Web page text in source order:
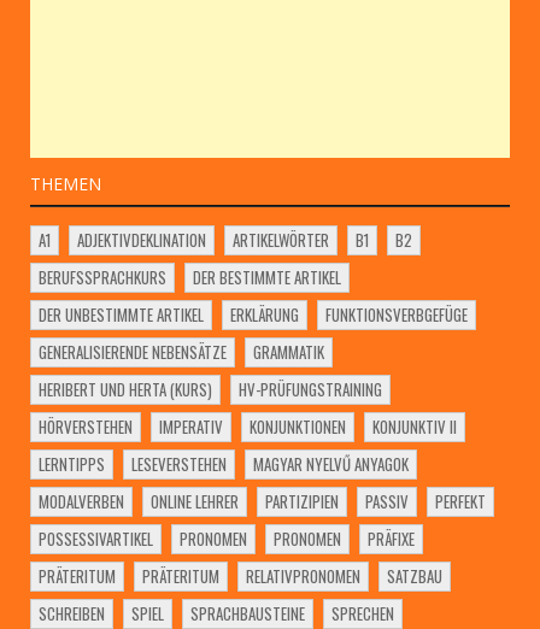
THEMEN
A1 ADJEKTIVDEKLINATION ARTIKELWÖRTER B1
B2
BERUFSSPRACHKURS
DER BESTIMMTE ARTIKEL
DER UNBESTIMMTE ARTIKEL
ERKLÄRUNG
FUNKTIONSVERBGEFÜGE
GENERALISIERENDE NEBENSÄTZE
GRAMMATIK
HERIBERT UND HERTA (KURS)
HV-PRÜFUNGSTRAINING
HÖRVERSTEHEN
IMPERATIV KONJUNKTIONEN
KONJUNKTIV II
LERNTIPPS
LESEVERSTEHEN
MAGYAR NYELVŰ ANYAGOK
MODALVERBEN
ONLINE LEHRER PARTIZIPIEN PASSIV
PERFEKT
POSSESSIVARTIKEL
PRONOMEN PRONOMEN
PRÄFIXE
PRÄTERITUM
PRÄTERITUM RELATIVPRONOMEN
SATZBAU
SCHREIBEN
SPIEL SPRACHBAUSTEINE
SPRECHEN